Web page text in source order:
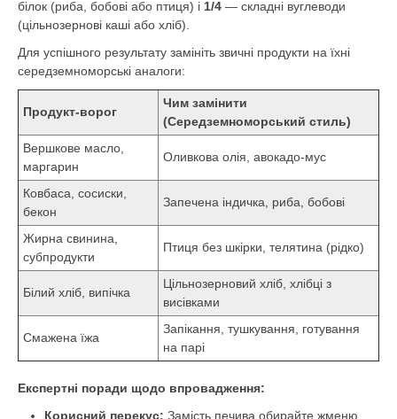
білок (риба, бобові або птиця) і 1/4 — складні вуглеводи
(цільнозернові каші або хліб).
Для успішного результату замініть звичні продукти на їхні
середземноморські аналоги:
Продукт-ворог
Чим замінити
(Середземноморський стиль)
Вершкове масло,
маргарин
Оливкова олія, авокадо-мус
Ковбаса, сосиски,
бекон
Запечена індичка, риба, бобові
Жирна свинина,
субпродукти
Птиця без шкірки, телятина (рідко)
Білий хліб, випічка
Цільнозерновий хліб, хлібці з
висівками
Смажена їжа
Запікання, тушкування, готування
на парі
Експертні поради щодо впровадження:
Корисний перекус: Замість печива обирайте жменю